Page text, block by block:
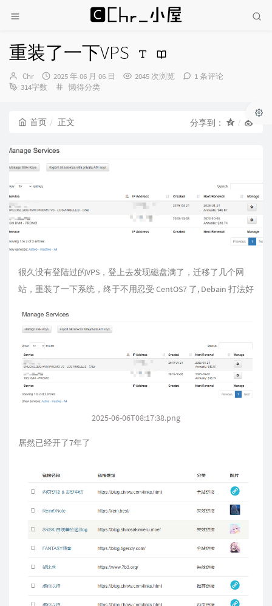
重装了一下VPS
博
主：
Chr
发
布
2025 年 06 月 06 日 2045 次浏览
1 条评论
314字数
分
懒得分类
首页 正文 分享到：
很久没有登陆过的VPS，登上去发现磁盘满了，迁移了几个网
站，重装了一下系统，终于不用忍受 CentOS7 了, Debain 打法好
2025-06-06T08:17:38.png
居然已经开了7年了